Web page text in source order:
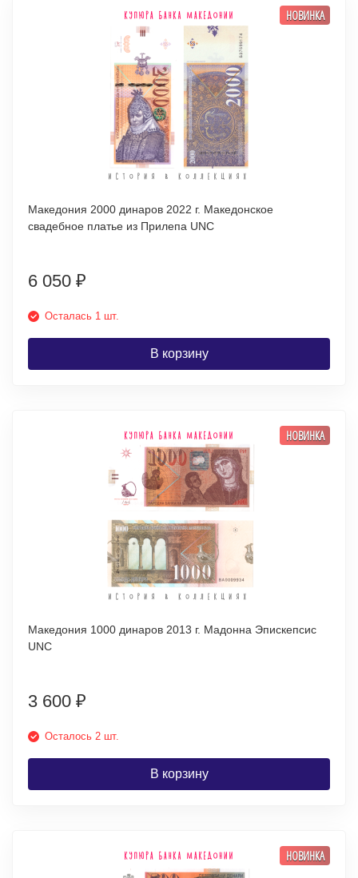
НОВИНКА
Македония 2000 динаров 2022 г. Македонское
свадебное платье из Прилепа UNC
6 050 ₽
Осталась 1 шт.
В корзину
НОВИНКА
Македония 1000 динаров 2013 г. Мадонна Эпискепсис
UNC
3 600 ₽
Осталось 2 шт.
В корзину
НОВИНКА